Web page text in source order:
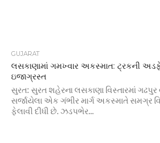
GUJARAT
લસકાણામાં ગમખ્વાર અકસ્માત: ટ્રકની
ઇજાગ્રસ્ત
સુરત: સુરત શહેરના લસકાણા વિસ્તારમાં
સર્જાયેલા એક ગંભીર માર્ગ અકસ્માતે સમગ્ર
ફેલાવી દીધી છે. ઝડપભેર...